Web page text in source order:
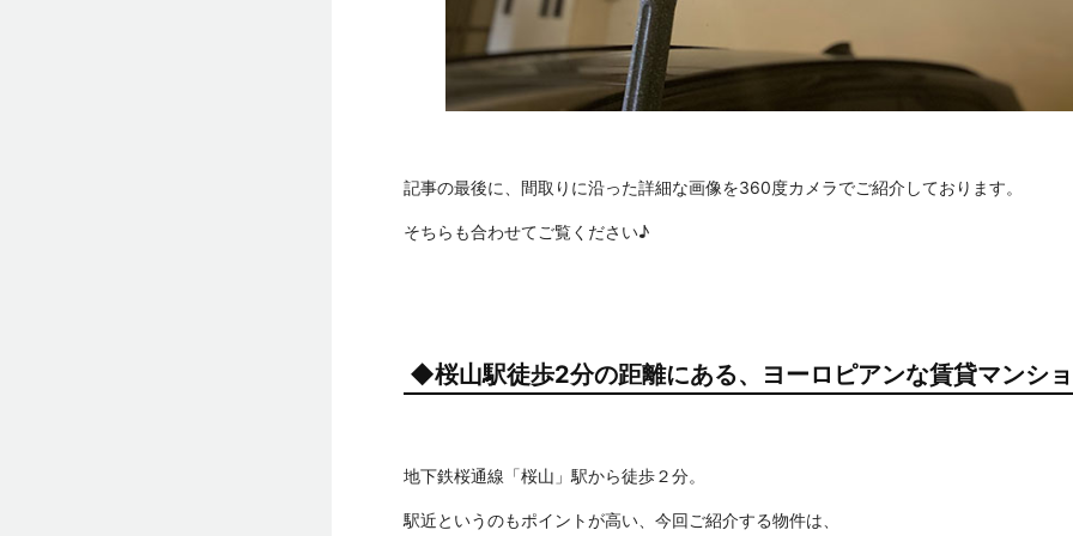
記事の最後に、間取りに沿った詳細な画像を360度カメラでご紹介しております。
そちらも合わせてご覧ください♪
◆桜山駅徒歩2分の距離にある、ヨーロピアンな賃貸マンシ
地下鉄桜通線「桜山」駅から徒歩２分。
駅近というのもポイントが高い、今回ご紹介する物件は、